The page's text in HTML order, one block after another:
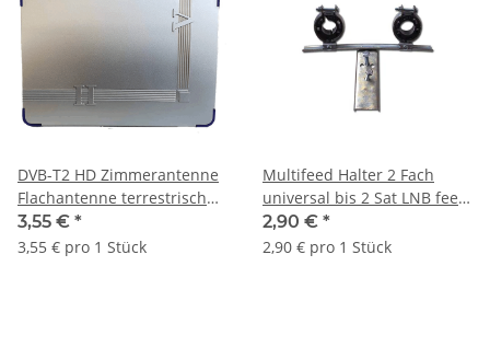
DVB-T2 HD Zimmerantenne
Flachantenne terrestrisch
passiv Radio TV DAB incl
Kabel
3,55 € *
3,55 € pro 1 Stück
Multifeed Halter 2 Fach
universal bis 2 Sat LNB feed
40mm Abstand 3°
einstellbar
2,90 € *
2,90 € pro 1 Stück